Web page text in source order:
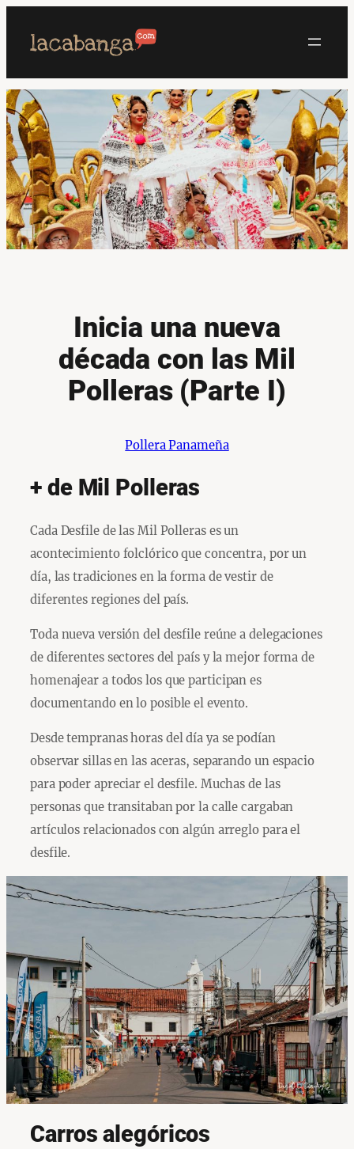
Inicia una nueva
década con las Mil
Polleras (Parte I)
Pollera Panameña
+ de Mil Polleras
Cada Desfile de las Mil Polleras es un
acontecimiento folclórico que concentra, por un
día, las tradiciones en la forma de vestir de
diferentes regiones del país.
Toda nueva versión del desfile reúne a delegaciones
de diferentes sectores del país y la mejor forma de
homenajear a todos los que participan es
documentando en lo posible el evento.
Desde tempranas horas del día ya se podían
observar sillas en las aceras, separando un espacio
para poder apreciar el desfile. Muchas de las
personas que transitaban por la calle cargaban
artículos relacionados con algún arreglo para el
desfile.
Carros alegóricos